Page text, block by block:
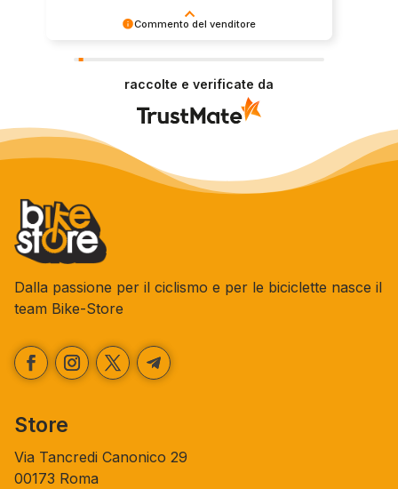
Commento del venditore
fornire il servizio giusto a clienti così fantastici.
raccolte e verificate da
Dalla passione per il ciclismo e per le biciclette nasce il
team Bike-Store
Store
Via Tancredi Canonico 29
00173 Roma